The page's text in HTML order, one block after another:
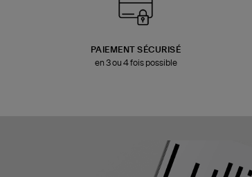
PAIEMENT SÉCURISÉ
en 3 ou 4 fois possible